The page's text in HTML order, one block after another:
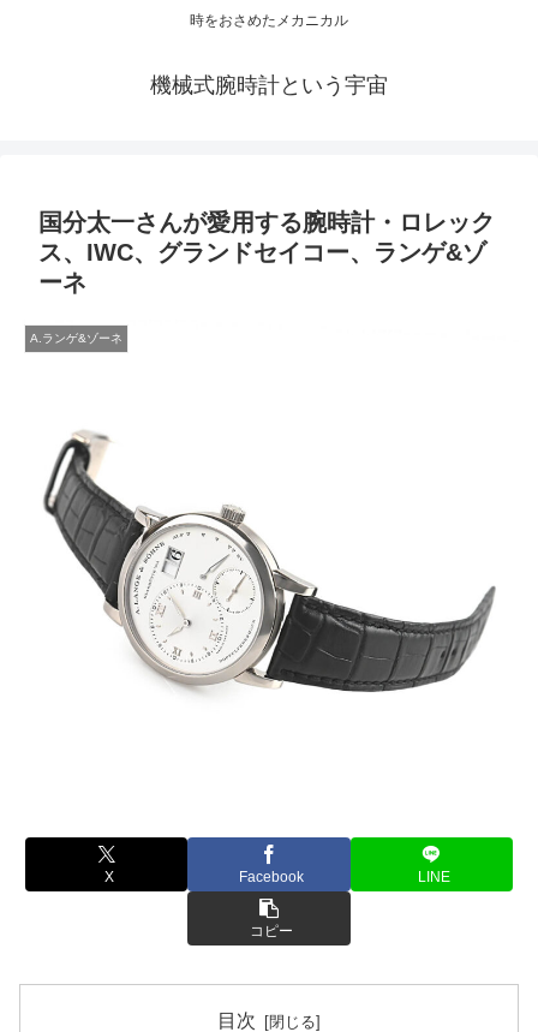
時をおさめたメカニカル
機械式腕時計という宇宙
国分太一さんが愛用する腕時計・ロレック
ス、IWC、グランドセイコー、ランゲ&ゾ
ーネ
A.ランゲ&ゾーネ
X Facebook LINE
コピー
目次